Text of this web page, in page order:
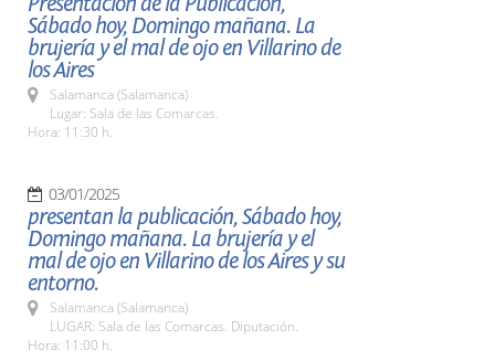
Sábado hoy, Domingo mañana. La
brujería y el mal de ojo en Villarino de
los Aires
Salamanca (Salamanca)
Lugar: Sala de las Comarcas.
Hora: 11:30 h.
03/01/2025
presentan la publicación, Sábado hoy,
Domingo mañana. La brujería y el
mal de ojo en Villarino de los Aires y su
entorno.
Salamanca (Salamanca)
LUGAR: Sala de las Comarcas. Diputación.
Hora: 11:00 h.